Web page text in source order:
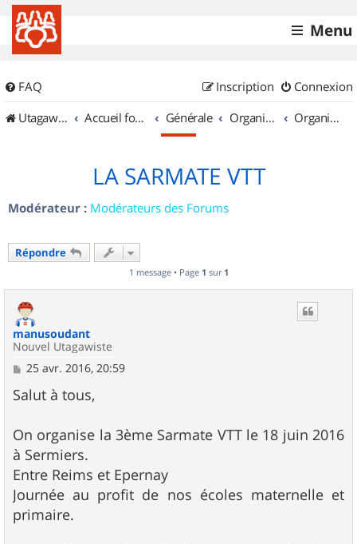
Menu
FAQ Connexion
Inscription
UtagawaVTT (Randos VTT et VTTAE avec traces GPS)
Accueil forum Générale Organisation de sorties & Recherche de partenaires Organisation de sorties en région Champagne Ardenne
LA SARMATE VTT
Modérateur : Modérateurs des Forums
Répondre
1 message • Page 1 sur 1
manusoudant
Nouvel Utagawiste
M
s
s
g
e
25 avr. 2016, 20:59
Salut à tous,
On organise la 3ème Sarmate VTT le 18 juin 2016
à Sermiers.
Entre Reims et Epernay
Journée au profit de nos écoles maternelle et
primaire.